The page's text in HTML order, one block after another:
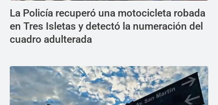
La Policía recuperó una motocicleta robada
en Tres Isletas y detectó la numeración del
cuadro adulterada